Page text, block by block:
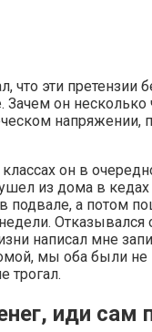
что эти претензии
Зачем он
напряжении,
он в
из дома в
подвале, а потом
Отказывался
написал мне
мы оба были не
трогал.
иди сам